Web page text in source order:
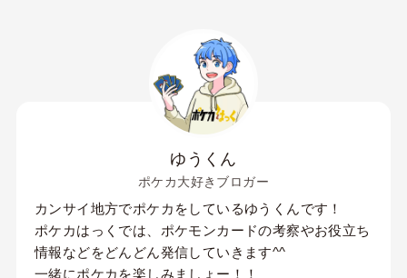
ゆうくん
ポケカ大好きブロガー
カンサイ地方でポケカをしているゆうくんです！
ポケカはっくでは、ポケモンカードの考察やお役立ち
情報などをどんどん発信していきます^^
一緒にポケカを楽しみましょー！！